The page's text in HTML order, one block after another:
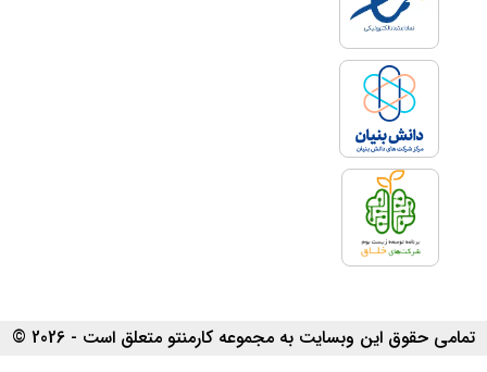
تمامی حقوق این وبسایت به مجموعه کارمنتو متعلق است - 2026 ©